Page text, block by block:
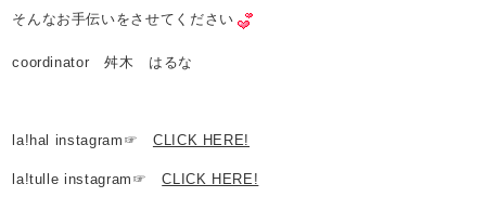
そんなお手伝いをさせてください
coordinator 舛木 はるな
la!hal instagram☞ CLICK HERE!
la!tulle instagram☞CLICK HERE!